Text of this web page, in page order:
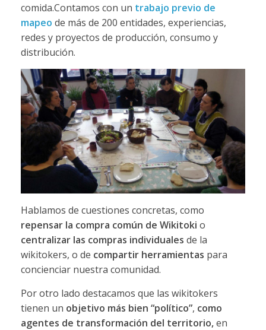
comida.Contamos con un trabajo previo de
mapeo de más de 200 entidades, experiencias,
redes y proyectos de producción, consumo y
distribución.
Hablamos de cuestiones concretas, como
repensar la compra común de Wikitoki o
centralizar las compras individuales de la
wikitokers, o de compartir herramientas para
concienciar nuestra comunidad.
Por otro lado destacamos que las wikitokers
tienen un objetivo más bien “político”, como
agentes de transformación del territorio,en